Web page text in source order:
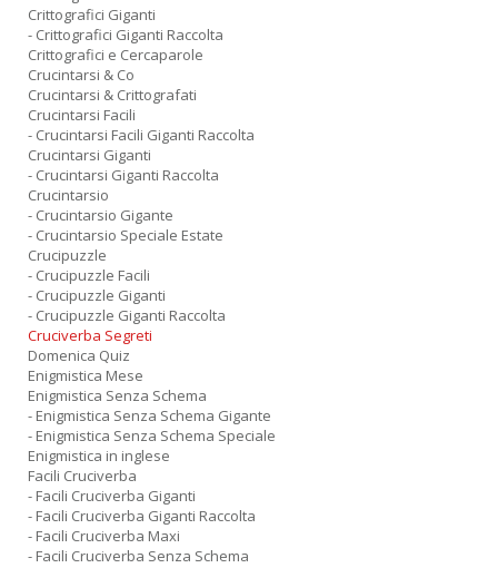
Crittografici Giganti
- Crittografici Giganti Raccolta
Crittografici e Cercaparole
Crucintarsi & Co
Crucintarsi & Crittografati
Crucintarsi Facili
- Crucintarsi Facili Giganti Raccolta
Crucintarsi Giganti
- Crucintarsi Giganti Raccolta
Crucintarsio
- Crucintarsio Gigante
- Crucintarsio Speciale Estate
Crucipuzzle
- Crucipuzzle Facili
- Crucipuzzle Giganti
- Crucipuzzle Giganti Raccolta
Cruciverba Segreti
Domenica Quiz
Enigmistica Mese
Enigmistica Senza Schema
- Enigmistica Senza Schema Gigante
- Enigmistica Senza Schema Speciale
Enigmistica in inglese
Facili Cruciverba
- Facili Cruciverba Giganti
- Facili Cruciverba Giganti Raccolta
- Facili Cruciverba Maxi
- Facili Cruciverba Senza Schema